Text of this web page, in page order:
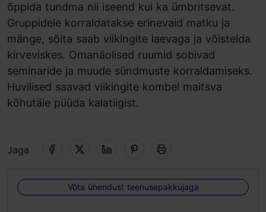
õppida tundma nii iseend kui ka ümbritsevat.
Gruppidele korraldatakse erinevaid matku ja
mänge, sõita saab viikingite laevaga ja võistelda
kirveviskes. Omanäolised ruumid sobivad
seminaride ja muude sündmuste korraldamiseks.
Huvilised saavad viikingite kombel maitsva
kõhutäie püüda kalatiigist.
Jaga
Võta ühendust teenusepakkujaga